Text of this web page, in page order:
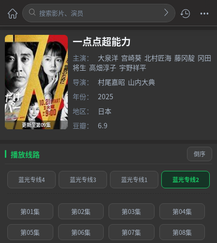
更新至第09集
一点点超能力
主演： 大泉洋 宫崎葵 北村匠海 藤冈靛 冈田
将生 高畑淳子 宇野祥平
导演：
村尾嘉昭 山内大典
年份：
2025
地区：
日本
豆瓣：
6.9
播放线路 倒序
蓝光专线4 蓝光专线3 蓝光专线1 蓝光专线2
第01集 第02集 第03集 第04集
第05集 第06集 第07集 第08集